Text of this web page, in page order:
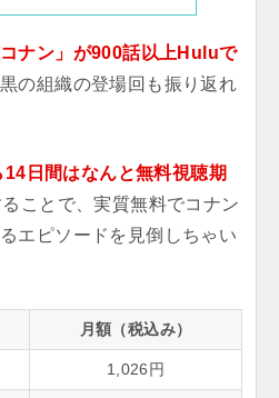
ナン」が900話以上Huluで
の組織の登場回も振り返れ
日間はなんと無料視聴期
ことで、実質無料でコナン
エピソードを見倒しちゃい
月額（税込み）
1,026円